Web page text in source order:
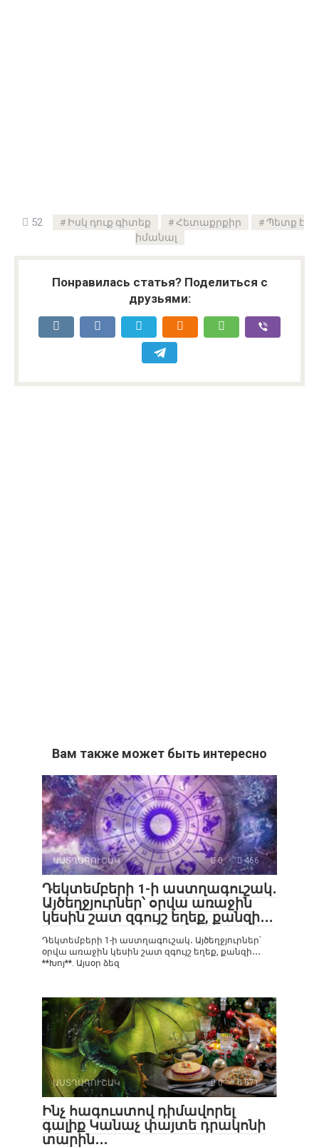
52 Իսկ դուք գիտեք Հետաքրքիր
Պետք է
իմանալ
Понравилась статья? Поделиться с
друзьями:
Вам также может быть интересно
ԱՍՏՂԱԳՈՒՇԱԿ 0 466
Դեկտեմբերի 1-ի աստղագուշակ․
Այծեղջյուրներ՝ օրվա առաջին
կեսին շատ զգույշ եղեք, քանզի․․․
Դեկտեմբերի 1-ի աստղագուշակ․ Այծեղջյուրներ՝
օրվա առաջին կեսին շատ զգույշ եղեք, քանզի․․․
**Խոյ**. Այսօր ձեզ
ԱՍՏՂԱԳՈՒՇԱԿ 0 571
Ինչ հագուստով դիմավորել
գալիք Կանաչ փայտե դրակոնի
տարին․․․